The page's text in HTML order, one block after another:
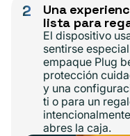
2
Una
lista para
El dispositivo
sentirse
empaque Plug
protección
y una
ti o para un
abres la caja.